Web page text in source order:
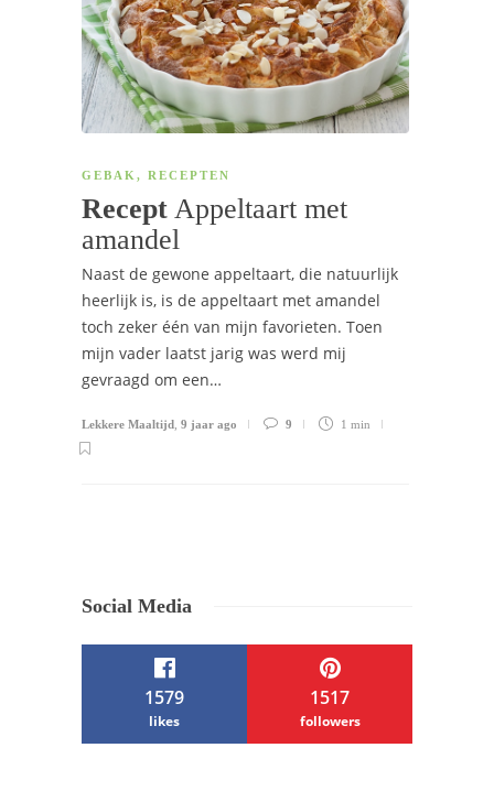
GEBAK , RECEPTEN
Recept Appeltaart met
amandel
Naast de gewone appeltaart, die natuurlijk
heerlijk is, is de appeltaart met amandel
toch zeker één van mijn favorieten. Toen
mijn vader laatst jarig was werd mij
gevraagd om een…
Lekkere Maaltijd 9 jaar ago 9 1 min
Social Media
1579
likes
1517
followers